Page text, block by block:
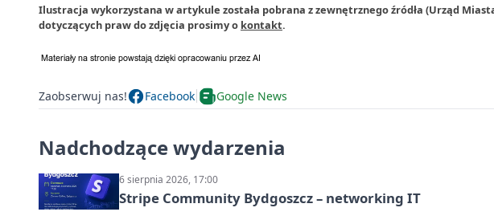
Ilustracja wykorzystana w artykule została pobrana z zewnętrznego źródła (Urząd
dotyczących praw do zdjęcia prosimy o kontakt.
Zaobserwuj nas! Facebook Google News
Nadchodzące wydarzenia
6 sierpnia 2026, 17:00
Stripe Community Bydgoszcz – networking IT